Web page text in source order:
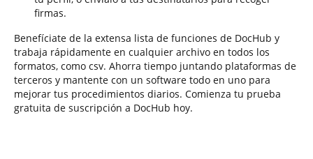
firmas.
Benefíciate de la extensa lista de funciones de DocHub y
trabaja rápidamente en cualquier archivo en todos los
formatos, como csv. Ahorra tiempo juntando plataformas de
terceros y mantente con un software todo en uno para
mejorar tus procedimientos diarios. Comienza tu prueba
gratuita de suscripción a DocHub hoy.